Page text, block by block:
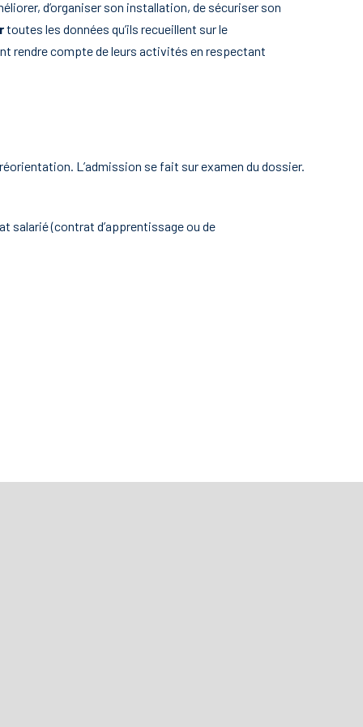
d’organiser son installation, de sécuriser son
toutes les données qu’ils recueillent sur le
rendre compte de leurs activités en respectant
L’admission se fait sur examen du dossier.
salarié (contrat d’apprentissage ou de